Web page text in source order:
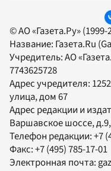
© АО «Газета.Ру»
Название: Газета.Ru
Учредитель:АО
7743625728
Адрес учредителя:
улица, дом 67
Адрес редакции и
Варшавское шоссе,
Телефон редакции:+7
Факс:+7 (495) 785-17-01
Электронная почта: